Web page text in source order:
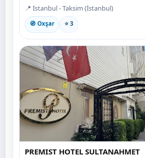
📍 İstanbul - Taksim (İstanbul)
🧭 Oxşar ⭐ 3
PREMIST HOTEL SULTANAHMET